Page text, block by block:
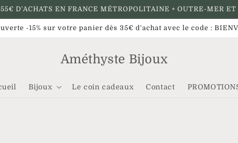
D'ACHATS EN FRANCE MÉTROPOLITAINE + OUTRE-MER
-15% sur votre panier dès 35€ d'achat avec le code :
Améthyste Bijoux
Bijoux Le coin cadeaux Contact